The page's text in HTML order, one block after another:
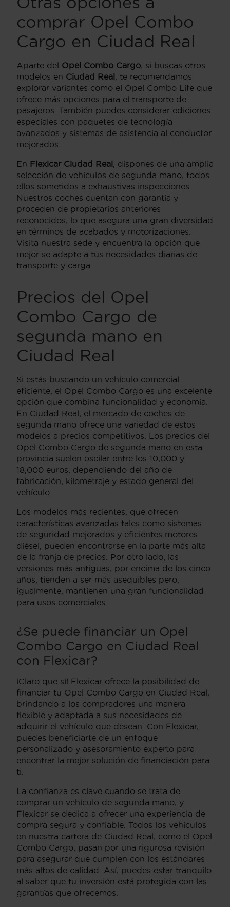
comprar Opel Combo
Cargo en Ciudad Real
Aparte del Opel Combo Cargo, si buscas otros
modelos en Ciudad Real, te recomendamos
explorar variantes como el Opel Combo Life que
ofrece más opciones para el transporte de
pasajeros. También puedes considerar ediciones
especiales con paquetes de tecnología
avanzados y sistemas de asistencia al conductor
mejorados.
En Flexicar Ciudad Real, dispones de una amplia
selección de vehículos de segunda mano, todos
ellos sometidos a exhaustivas inspecciones.
Nuestros coches cuentan con garantía y
proceden de propietarios anteriores
reconocidos, lo que asegura una gran diversidad
en términos de acabados y motorizaciones.
Visita nuestra sede y encuentra la opción que
mejor se adapte a tus necesidades diarias de
transporte y carga.
Precios del Opel
Combo Cargo de
segunda mano en
Ciudad Real
Si estás buscando un vehículo comercial
eficiente, el Opel Combo Cargo es una excelente
opción que combina funcionalidad y economía.
En Ciudad Real, el mercado de coches de
segunda mano ofrece una variedad de estos
modelos a precios competitivos. Los precios del
Opel Combo Cargo de segunda mano en esta
provincia suelen oscilar entre los 10,000 y
18,000 euros, dependiendo del año de
fabricación, kilometraje y estado general del
vehículo.
Los modelos más recientes, que ofrecen
características avanzadas tales como sistemas
de seguridad mejorados y eficientes motores
diésel, pueden encontrarse en la parte más alta
de la franja de precios. Por otro lado, las
versiones más antiguas, por encima de los cinco
años, tienden a ser más asequibles pero,
igualmente, mantienen una gran funcionalidad
para usos comerciales.
¿Se puede financiar un Opel
Combo Cargo en Ciudad Real
con Flexicar?
¡Claro que sí! Flexicar ofrece la posibilidad de
financiar tu Opel Combo Cargo en Ciudad Real,
brindando a los compradores una manera
flexible y adaptada a sus necesidades de
adquirir el vehículo que desean. Con Flexicar,
puedes beneficiarte de un enfoque
personalizado y asesoramiento experto para
encontrar la mejor solución de financiación para
ti.
La confianza es clave cuando se trata de
comprar un vehículo de segunda mano, y
Flexicar se dedica a ofrecer una experiencia de
compra segura y confiable. Todos los vehículos
en nuestra cartera de Ciudad Real, como el Opel
Combo Cargo, pasan por una rigurosa revisión
para asegurar que cumplen con los estándares
más altos de calidad. Así, puedes estar tranquilo
al saber que tu inversión está protegida con las
garantías que ofrecemos.